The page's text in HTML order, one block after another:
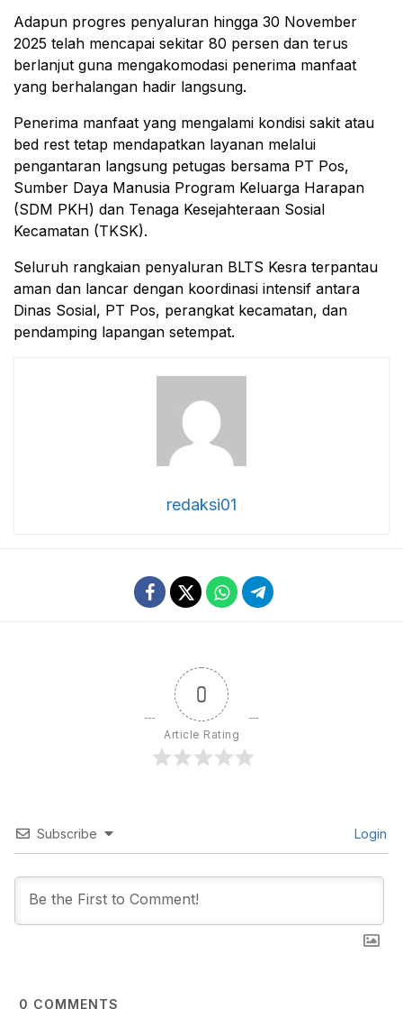
Adapun progres penyaluran hingga 30 November
2025 telah mencapai sekitar 80 persen dan terus
berlanjut guna mengakomodasi penerima manfaat
yang berhalangan hadir langsung.
Penerima manfaat yang mengalami kondisi sakit atau
bed rest tetap mendapatkan layanan melalui
pengantaran langsung petugas bersama PT Pos,
Sumber Daya Manusia Program Keluarga Harapan
(SDM PKH) dan Tenaga Kesejahteraan Sosial
Kecamatan (TKSK).
Seluruh rangkaian penyaluran BLTS Kesra terpantau
aman dan lancar dengan koordinasi intensif antara
Dinas Sosial, PT Pos, perangkat kecamatan, dan
pendamping lapangan setempat.
redaksi01
0
Article Rating
Subscribe Login
0 COMMENTS